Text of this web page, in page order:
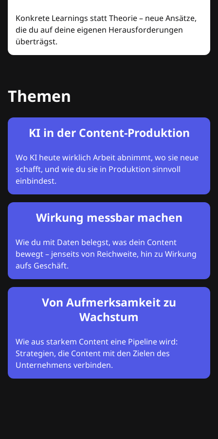
Konkrete Learnings statt Theorie – neue Ansätze,
die du auf deine eigenen Herausforderungen
überträgst.
Themen
KI in der Content-Produktion
Wo KI heute wirklich Arbeit abnimmt, wo sie neue
schafft, und wie du sie in Produktion sinnvoll
einbindest.
Wirkung messbar machen
Wie du mit Daten belegst, was dein Content
bewegt – jenseits von Reichweite, hin zu Wirkung
aufs Geschäft.
Von Aufmerksamkeit zu
Wachstum
Wie aus starkem Content eine Pipeline wird:
Strategien, die Content mit den Zielen des
Unternehmens verbinden.